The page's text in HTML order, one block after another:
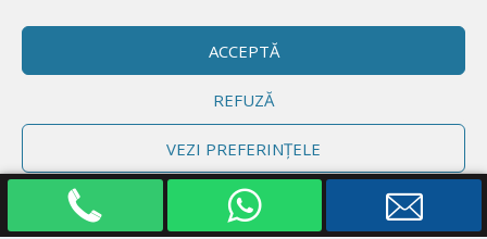
ACCEPTĂ
REFUZĂ
VEZI PREFERINȚELE
Politică cookie-uri Declarație de confidențialitate Impressum